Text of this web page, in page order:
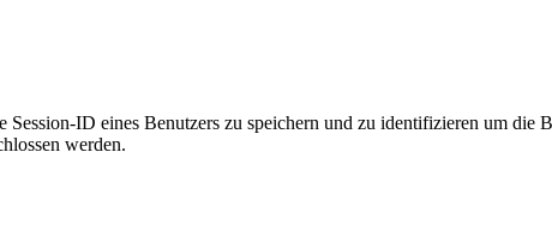
ID eines Benutzers zu speichern und zu identifizieren um die
werden.